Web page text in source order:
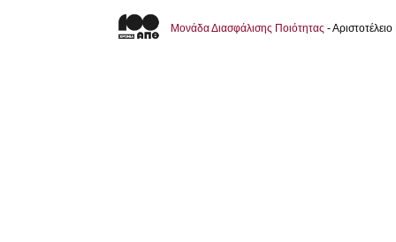
Μονάδα Διασφάλισης Ποιότητας -